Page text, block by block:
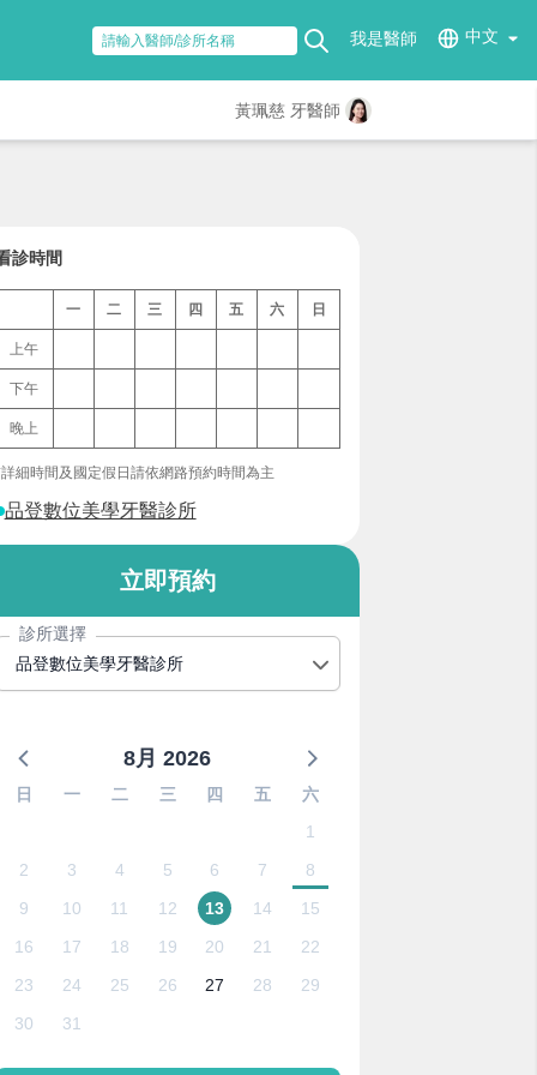
我是醫師 中文
黃珮慈 牙醫師
診時間
一 二 三 四 五 六 日
上午
下午
晚上
細時間及國定假日請依網路預約時間為主
品登數位美學牙醫診所
立即預約
診所選擇
品登數位美學牙醫診所
8月 2026
日 一 二 三 四 五
六
1
2
3 4 5 6 7
8
9
10 11 12 13 14
15
16
17 18 19 20 21
22
23
24 25 26 27 28
29
30
31